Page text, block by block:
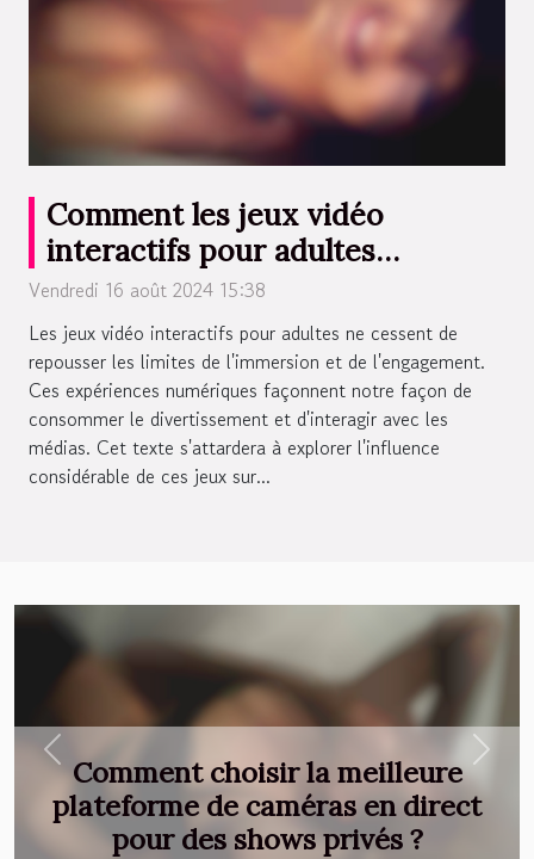
Comment les jeux vidéo
interactifs pour adultes
influencent la culture populaire
Vendredi 16 août 2024 15:38
Les jeux vidéo interactifs pour adultes ne cessent de
repousser les limites de l'immersion et de l'engagement.
Ces expériences numériques façonnent notre façon de
consommer le divertissement et d'interagir avec les
médias. Cet texte s'attardera à explorer l'influence
considérable de ces jeux sur...
Comment choisir la meilleure
plateforme de caméras en direct
pour des shows privés ?
Previous Next